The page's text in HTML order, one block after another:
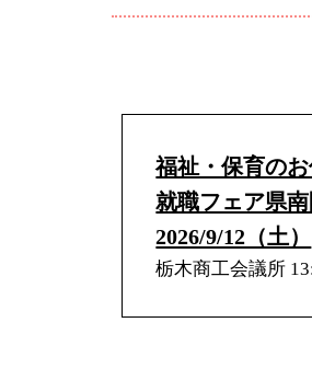
福祉・保育の
就職フェア県
2026/9/12（土）
栃木商工会議所